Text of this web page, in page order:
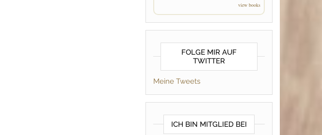
view books
FOLGE MIR AUF
TWITTER
Meine Tweets
ICH BIN MITGLIED BEI